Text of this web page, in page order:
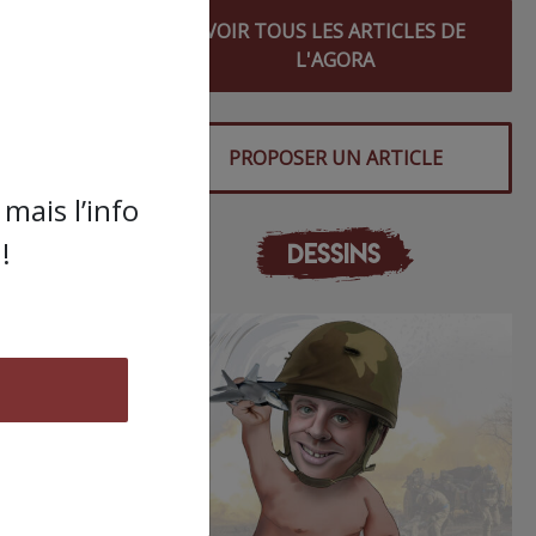
la
et
VOIR TOUS LES ARTICLES DE
L'AGORA
PROPOSER UN ARTICLE
DESSINS
l’info